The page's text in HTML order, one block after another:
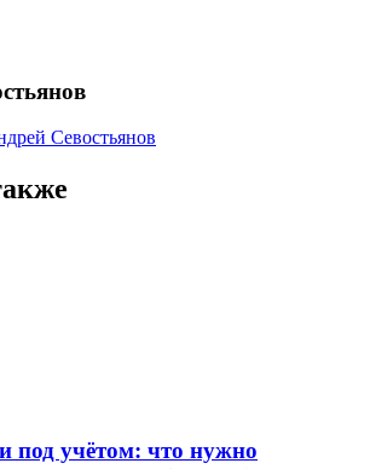
Севостьянов
под учётом: что нужно